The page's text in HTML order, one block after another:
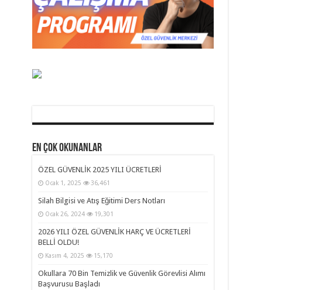
En Çok Okunanlar
ÖZEL GÜVENLİK 2025 YILI ÜCRETLERİ
Ocak 1, 2025 36,461
Silah Bilgisi ve Atış Eğitimi Ders Notları
Ocak 26, 2024 19,301
2026 YILI ÖZEL GÜVENLİK HARÇ VE ÜCRETLERİ
BELLİ OLDU!
Kasım 4, 2025 15,170
Okullara 70 Bin Temizlik ve Güvenlik Görevlisi Alımı
Başvurusu Başladı